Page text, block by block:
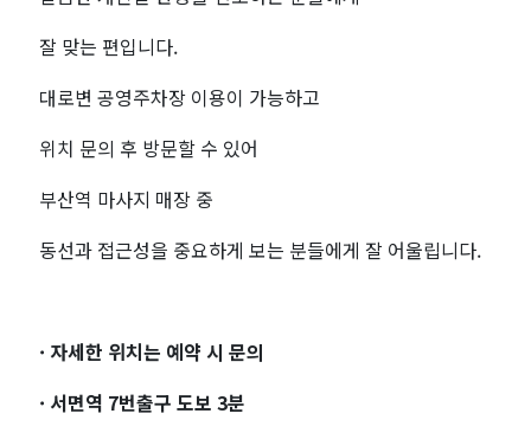
잘 맞는 편입니다.
대로변 공영주차장 이용이 가능하고
위치 문의 후 방문할 수 있어
부산역 마사지 매장 중
동선과 접근성을 중요하게 보는 분들에게 잘 어울립니다.
· 자세한 위치는 예약 시 문의
· 서면역 7번출구 도보 3분